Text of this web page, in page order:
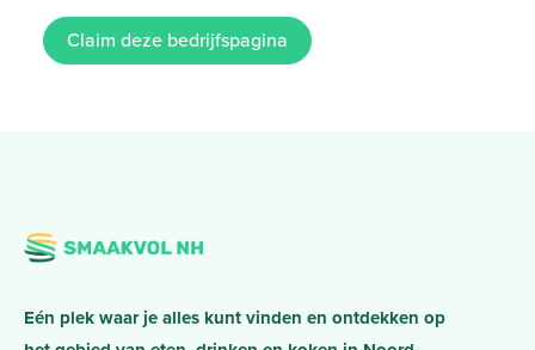
Claim deze bedrijfspagina
Eén plek waar je alles kunt vinden en ontdekken op